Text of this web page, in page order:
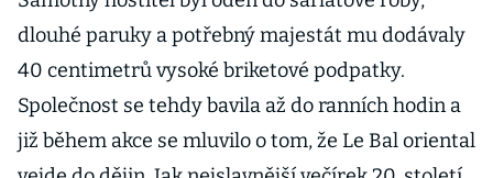
nezakazuje
dlouhé paruky a potřebný majestát mu dodávaly
40 centimetrů vysoké briketové podpatky.
Společnost se tehdy bavila až do ranních hodin a
již během akce se mluvilo o tom, že Le Bal oriental